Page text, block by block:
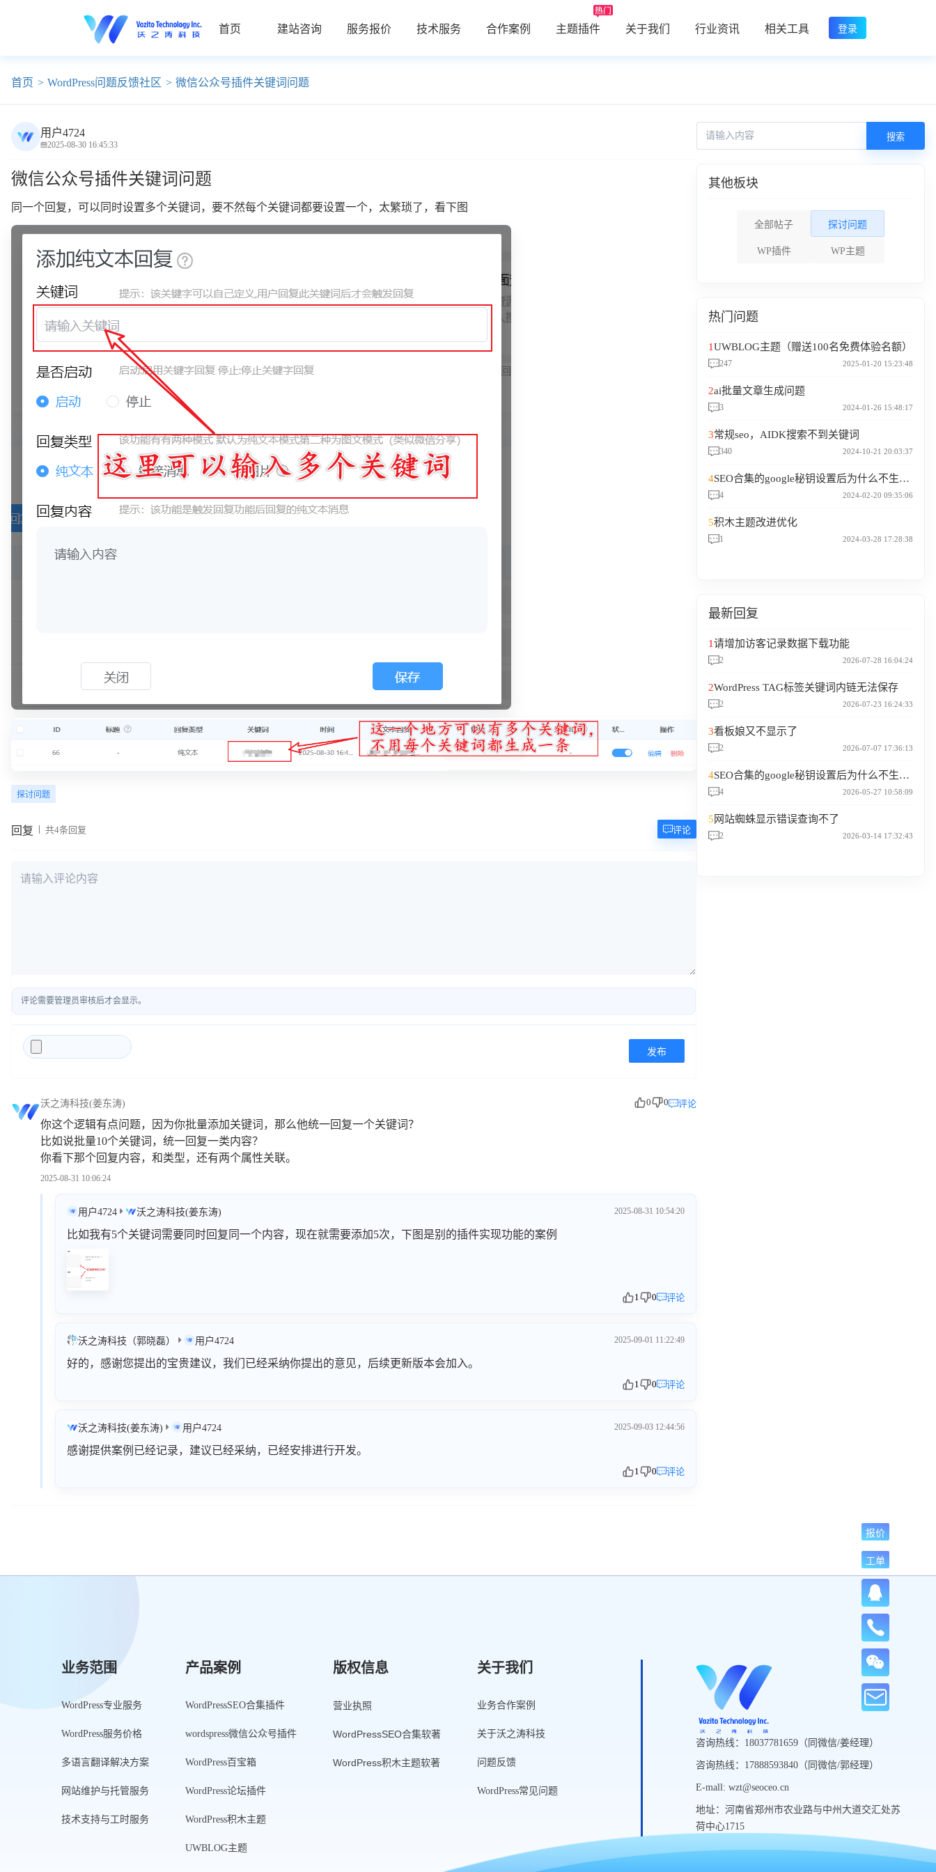
首页 建站咨询 服务报价 技术服务 合作案例 主题插件 关于我们 行业资讯 相关工具 登录
首页 WordPress问题反馈社区 微信公众号插件关键词问题
用户4724
2025-08-30 16:45:33
微信公众号插件关键词问题
同一个回复，可以同时设置多个关键词，要不然每个关键词都要设置一个，太繁琐了，看下图
探讨问题
回复 共4条回复 评论
评论需要管理员审核后才会显示。
发布
沃之涛科技(姜东涛) 0 0 评论
你这个逻辑有点问题，因为你批量添加关键词，那么他统一回复一个关键词？
比如说批量10个关键词，统一回复一类内容？
你看下那个回复内容，和类型，还有两个属性关联。
2025-08-31 10:06:24
用户4724 沃之涛科技(姜东涛) 2025-08-31 10:54:20
比如我有5个关键词需要同时回复同一个内容，现在就需要添加5次，下图是别的插件实现功能的案例
1 0 评论
沃之涛科技（郭晓磊） 用户4724 2025-09-01 11:22:49
好的，感谢您提出的宝贵建议，我们已经采纳你提出的意见，后续更新版本会加入。
1 0 评论
沃之涛科技(姜东涛) 用户4724 2025-09-03 12:44:56
感谢提供案例已经记录，建议已经采纳，已经安排进行开发。
1 0 评论
搜索
其他板块
全部帖子 探讨问题
WP插件 WP主题
热门问题
1UWBLOG主题（赠送100名免费体验名额）
247 2025-01-20 15:23:48
2ai批量文章生成问题
3 2024-01-26 15:48:17
3常规seo，AIDK搜索不到关键词
340 2024-10-21 20:03:37
4 SEO合集的google秘钥设置后为什么不生效？
4 2024-02-20 09:35:06
5积木主题改进优化
1 2024-03-28 17:28:38
最新回复
1请增加访客记录数据下载功能
2 2026-07-28 16:04:24
2WordPress TAG标签关键词内链无法保存
2 2026-07-23 16:24:33
3看板娘又不显示了
2 2026-07-07 17:36:13
4 SEO合集的google秘钥设置后为什么不生效？
4 2026-05-27 10:58:09
5 网站蜘蛛显示错误查询不了
2 2026-03-14 17:32:43
业务范围
WordPress专业服务
WordPress服务价格
多语言翻译解决方案
网站维护与托管服务
技术支持与工时服务
产品案例
WordPressSEO合集插件
wordspress微信公众号插件
WordPress百宝箱
WordPress论坛插件
WordPress积木主题
UWBLOG主题
版权信息
营业执照
WordPressSEO合集软著
WordPress积木主题软著
关于我们
业务合作案例
关于沃之涛科技
问题反馈
WordPress常见问题
咨询热线：18037781659（同微信/姜经理）
咨询热线：17888593840（同微信/郭经理）
E-mall: wzt@seoceo.cn
地址：河南省郑州市农业路与中州大道交汇处苏
荷中心1715
报价
工单